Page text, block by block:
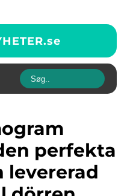
se
perfekta
levererad